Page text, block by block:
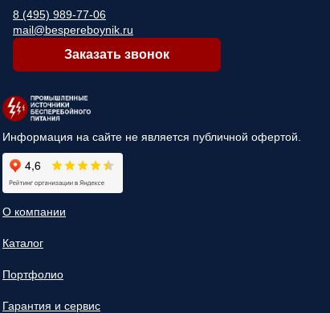
8 (495) 989-77-06
mail@bespereboynik.ru
Заказать звонок
Информация на сайте не является публичной офертой.
О компании
Каталог
Портфолио
Гарантия и сервис